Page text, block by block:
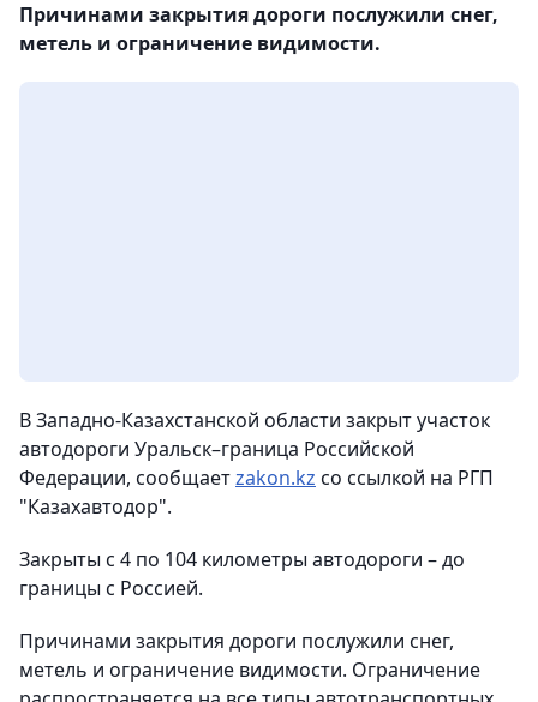
Причинами закрытия дороги послужили снег,
метель и ограничение видимости.
В Западно-Казахстанской области закрыт участок
автодороги Уральск–граница Российской
Федерации, сообщаетzakon.kz со ссылкой на РГП
"Казахавтодор".
Закрыты с 4 по 104 километры автодороги – до
границы с Россией.
Причинами закрытия дороги послужили снег,
метель и ограничение видимости. Ограничение